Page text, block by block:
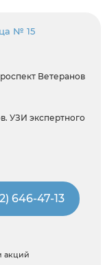
№ 15
Ветеранов
УЗИ экспертного
646-47-13
акций